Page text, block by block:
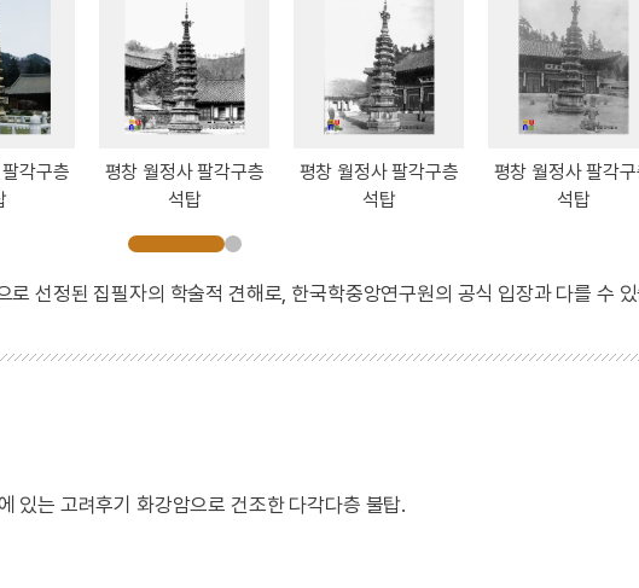
각구층
평창 월정사 팔각구층
석탑
평창 월정사 팔각구층
석탑
평창 월정사 팔각
석탑
선정된 집필자의 학술적 견해로, 한국학중앙연구원의 공식 입장과 다를 수
있는 고려후기 화강암으로 건조한 다각다층 불탑.